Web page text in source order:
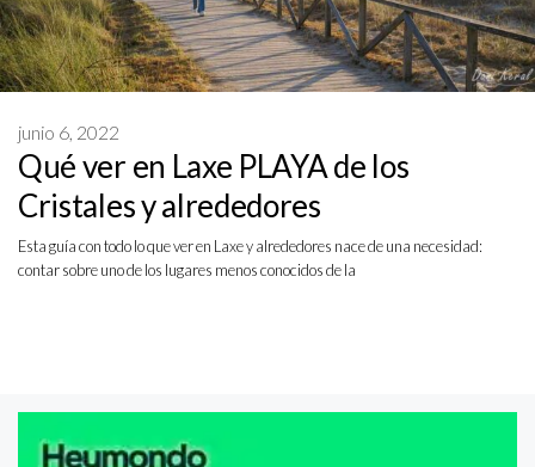
Qué ver en Laxe PLAYA de los
Cristales y alrededores
junio 6, 2022
Esta guía con todo lo que ver en Laxe y alrededores nace de una necesidad:
contar sobre uno de los lugares menos conocidos de la